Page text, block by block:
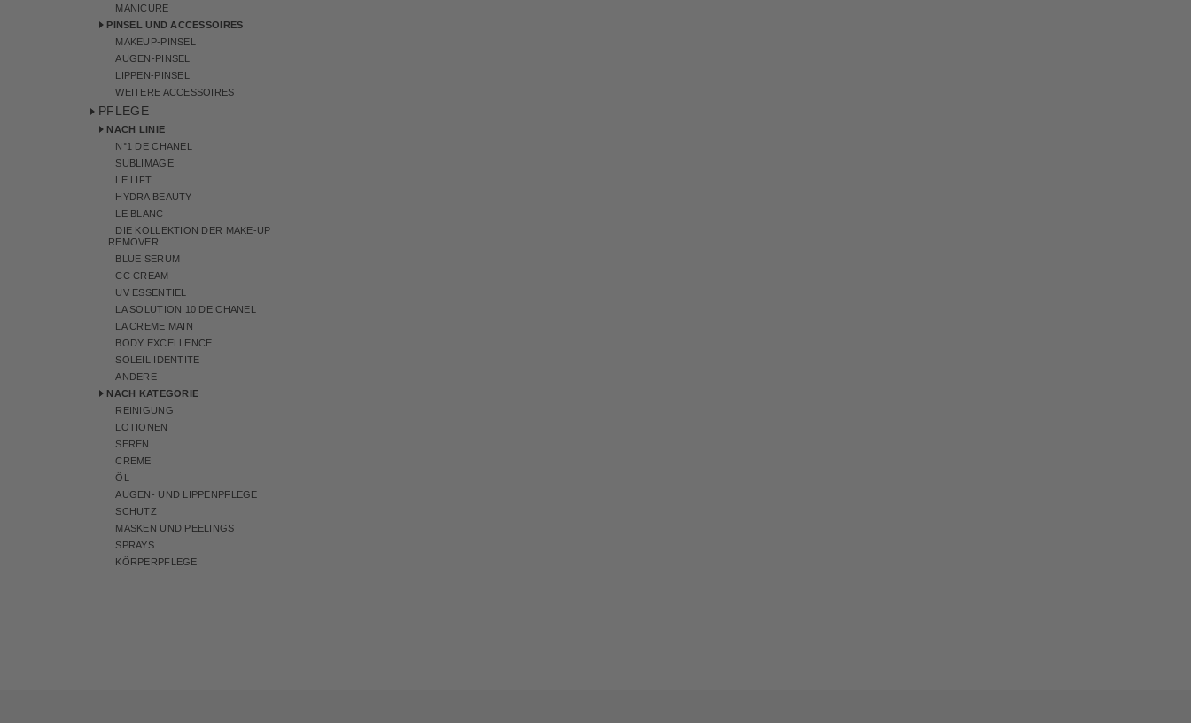
MANICURE
PINSEL UND ACCESSOIRES
MAKEUP-PINSEL
AUGEN-PINSEL
LIPPEN-PINSEL
WEITERE ACCESSOIRES
PFLEGE
NACH LINIE
N°1 DE CHANEL
SUBLIMAGE
LE LIFT
HYDRA BEAUTY
LE BLANC
DIE KOLLEKTION DER MAKE-UP
REMOVER
BLUE SERUM
CC CREAM
UV ESSENTIEL
LA SOLUTION 10 DE CHANEL
LA CREME MAIN
BODY EXCELLENCE
SOLEIL IDENTITE
ANDERE
NACH KATEGORIE
REINIGUNG
LOTIONEN
SEREN
CREME
ÖL
AUGEN- UND LIPPENPFLEGE
SCHUTZ
MASKEN UND PEELINGS
SPRAYS
KÖRPERPFLEGE